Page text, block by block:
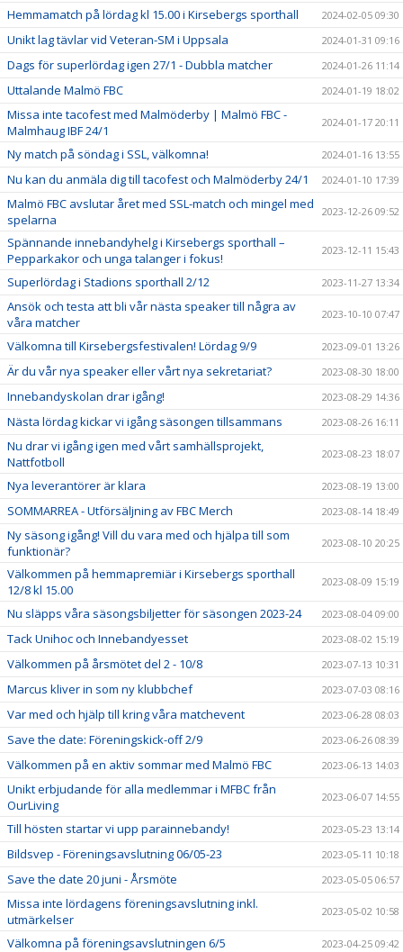
Hemmamatch på lördag kl 15.00 i Kirsebergs sporthall 2024-02-05 09:30
Unikt lag tävlar vid Veteran-SM i Uppsala 2024-01-31 09:16
Dags för superlördag igen 27/1 - Dubbla matcher 2024-01-26 11:14
Uttalande Malmö FBC 2024-01-19 18:02
Missa inte tacofest med Malmöderby | Malmö FBC -
Malmhaug IBF 24/1
2024-01-17 20:11
Ny match på söndag i SSL, välkomna! 2024-01-16 13:55
Nu kan du anmäla dig till tacofest och Malmöderby 24/1 2024-01-10 17:39
Malmö FBC avslutar året med SSL-match och mingel med
spelarna
2023-12-26 09:52
Spännande innebandyhelg i Kirsebergs sporthall –
Pepparkakor och unga talanger i fokus!
2023-12-11 15:43
Superlördag i Stadions sporthall 2/12 2023-11-27 13:34
Ansök och testa att bli vår nästa speaker till några av
våra matcher
2023-10-10 07:47
Välkomna till Kirsebergsfestivalen! Lördag 9/9 2023-09-01 13:26
Är du vår nya speaker eller vårt nya sekretariat? 2023-08-30 18:00
Innebandyskolan drar igång! 2023-08-29 14:36
Nästa lördag kickar vi igång säsongen tillsammans 2023-08-26 16:11
Nu drar vi igång igen med vårt samhällsprojekt,
Nattfotboll
2023-08-23 18:07
Nya leverantörer är klara 2023-08-19 13:00
SOMMARREA - Utförsäljning av FBC Merch 2023-08-14 18:49
Ny säsong igång! Vill du vara med och hjälpa till som
funktionär?
2023-08-10 20:25
Välkommen på hemmapremiär i Kirsebergs sporthall
12/8 kl 15.00
2023-08-09 15:19
Nu släpps våra säsongsbiljetter för säsongen 2023-24 2023-08-04 09:00
Tack Unihoc och Innebandyesset 2023-08-02 15:19
Välkommen på årsmötet del 2 - 10/8 2023-07-13 10:31
Marcus kliver in som ny klubbchef 2023-07-03 08:16
Var med och hjälp till kring våra matchevent 2023-06-28 08:03
Save the date: Föreningskick-off 2/9 2023-06-26 08:39
Välkommen på en aktiv sommar med Malmö FBC 2023-06-13 14:03
Unikt erbjudande för alla medlemmar i MFBC från
OurLiving
2023-06-07 14:55
Till hösten startar vi upp parainnebandy! 2023-05-23 13:14
Bildsvep - Föreningsavslutning 06/05-23 2023-05-11 10:18
Save the date 20 juni - Årsmöte 2023-05-05 06:57
Missa inte lördagens föreningsavslutning inkl.
utmärkelser
2023-05-02 10:58
Välkomna på föreningsavslutningen 6/5 2023-04-25 09:42